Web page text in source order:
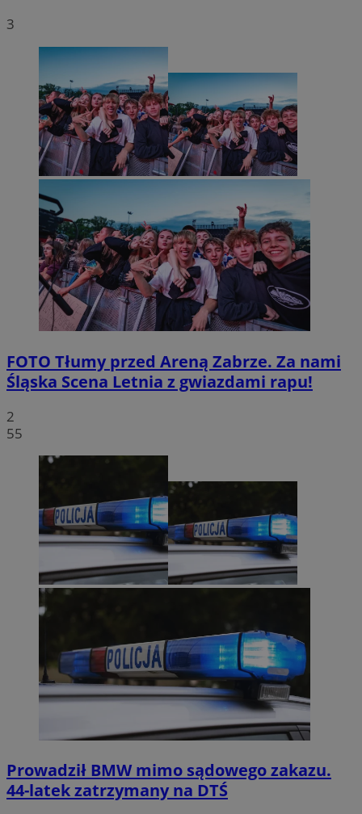
3
FOTO Tłumy przed Areną Zabrze. Za nami
Śląska Scena Letnia z gwiazdami rapu!
2
55
Prowadził BMW mimo sądowego zakazu.
44-latek zatrzymany na DTŚ